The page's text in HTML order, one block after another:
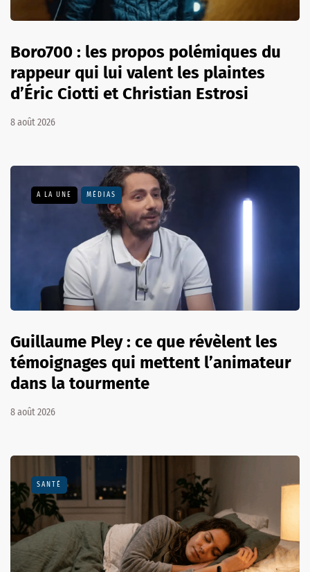
Boro700 : les propos polémiques du
rappeur qui lui valent les plaintes
d’Éric Ciotti et Christian Estrosi
8 août 2026
A LA UNE MÉDIAS
Guillaume Pley : ce que révèlent les
témoignages qui mettent l’animateur
dans la tourmente
8 août 2026
SANTÉ